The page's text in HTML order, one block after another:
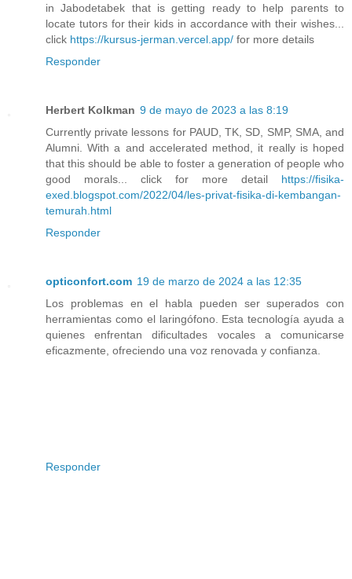
in Jabodetabek that is getting ready to help parents to
locate tutors for their kids in accordance with their wishes...
click https://kursus-jerman.vercel.app/ for more details
Responder
Herbert Kolkman 9 de mayo de 2023 a las 8:19
Currently private lessons for PAUD, TK, SD, SMP, SMA, and
Alumni. With a and accelerated method, it really is hoped
that this should be able to foster a generation of people who
good morals... click for more detail https://fisika-
exed.blogspot.com/2022/04/les-privat-fisika-di-kembangan-
temurah.html
Responder
opticonfort.com 19 de marzo de 2024 a las 12:35
Los problemas en el habla pueden ser superados con
herramientas como el laringófono. Esta tecnología ayuda a
quienes enfrentan dificultades vocales a comunicarse
eficazmente, ofreciendo una voz renovada y confianza.
Responder